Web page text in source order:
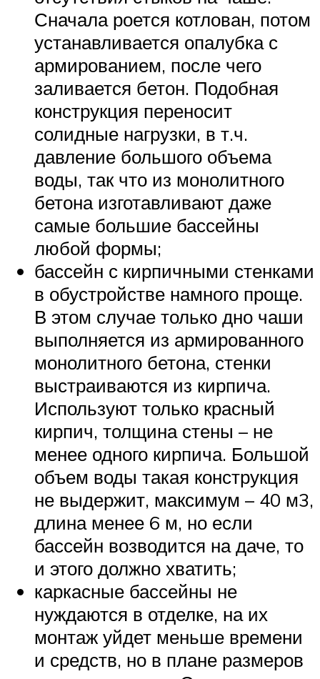
Сначала роется котлован, потом
устанавливается опалубка с
армированием, после чего
заливается бетон. Подобная
конструкция переносит
солидные нагрузки, в т.ч.
давление большого объема
воды, так что из монолитного
бетона изготавливают даже
самые большие бассейны
любой формы;
бассейн с кирпичными стенками
в обустройстве намного проще.
В этом случае только дно чаши
выполняется из армированного
монолитного бетона, стенки
выстраиваются из кирпича.
Используют только красный
кирпич, толщина стены – не
менее одного кирпича. Большой
объем воды такая конструкция
не выдержит, максимум – 40 м3,
длина менее 6 м, но если
бассейн возводится на даче, то
и этого должно хватить;
каркасные бассейны не
нуждаются в отделке, на их
монтаж уйдет меньше времени
и средств, но в плане размеров